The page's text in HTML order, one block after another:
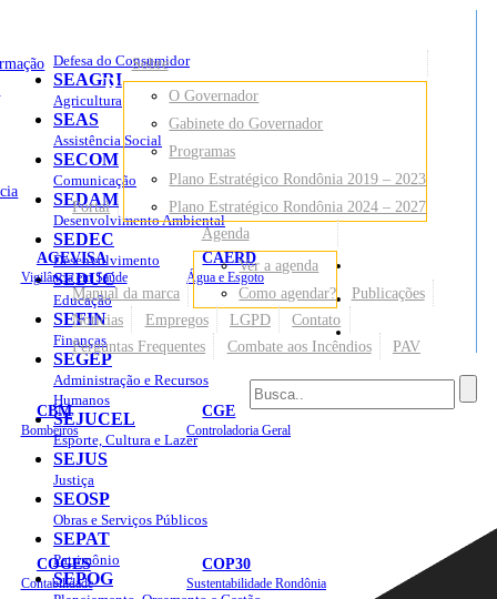
Rondônia
AGEVISA
Vigilância em Saúde
CAERD
Água e Esgoto
CBM
Bombeiros
CGE
Controladoria Geral
COGES
Contabilidade
COP30
Sustentabilidade Rondônia
Sites
Portal
Sobre
O Governador
Gabinete do Governador
Programas
Plano Estratégico Rondônia 2019 – 2023
Plano Estratégico Rondônia 2024 – 2027
Manual da marca
Agenda
Ver a agenda
Como agendar?
Publicações
Notícias
Empregos LGPD
Contato
Perguntas Frequentes
Combate aos Incêndios PAV
Defesa do Consumidor
SEAGRI
Agricultura
SEAS
Assistência Social
SECOM
Comunicação
SEDAM
Desenvolvimento Ambiental
SEDEC
Desenvolvimento
SEDUC
Educação
SEFIN
Finanças
SEGEP
Administração e Recursos
Humanos
SEJUCEL
Esporte, Cultura e Lazer
SEJUS
Justiça
SEOSP
Obras e Serviços Públicos
SEPAT
Patrimônio
SEPOG